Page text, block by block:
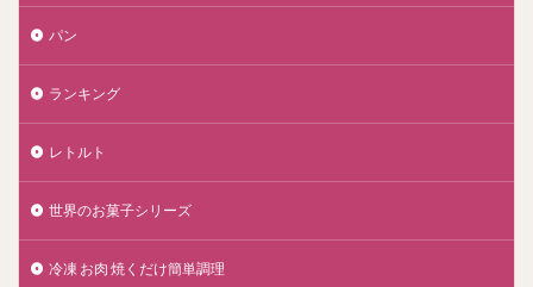
パン
ランキング
レトルト
世界のお菓子シリーズ
冷凍 お肉 焼くだけ簡単調理